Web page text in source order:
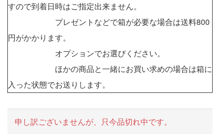
すので到着日時はご指定出来ません。
プレゼントなどで箱が必要な場合は送料800
円がかかります。
オプションでお選びください。
ほかの商品と一緒にお買い求めの場合は箱に
入った状態でお送りします。
申し訳ございませんが、只今品切れ中です。